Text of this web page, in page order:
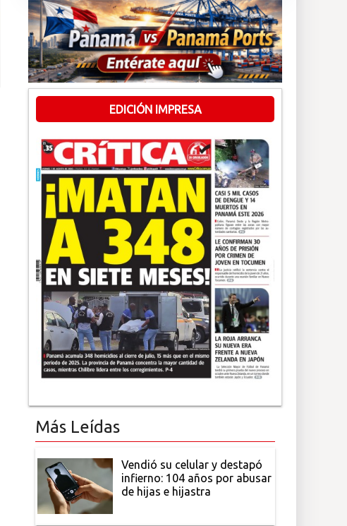
EDICIÓN IMPRESA
Más Leídas
Vendió su celular y destapó
infierno: 104 años por abusar
de hijas e hijastra